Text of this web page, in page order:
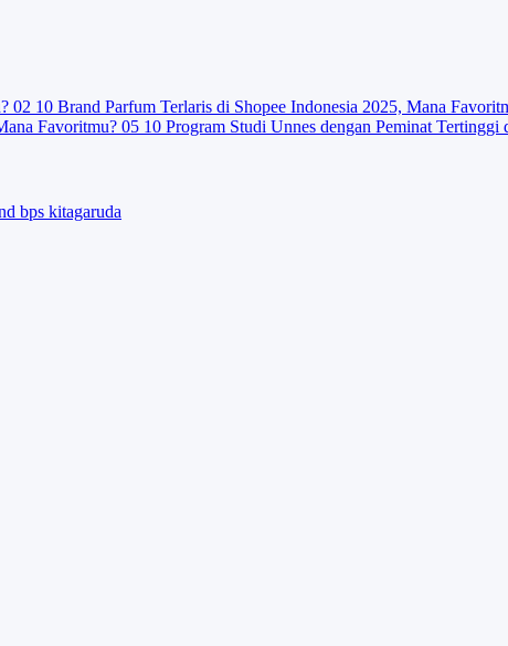
02 10 Brand Parfum Terlaris di Shopee Indonesia 2025, Mana
Favoritmu? 05 10 Program Studi Unnes dengan Peminat Tertinggi
bps kitagaruda